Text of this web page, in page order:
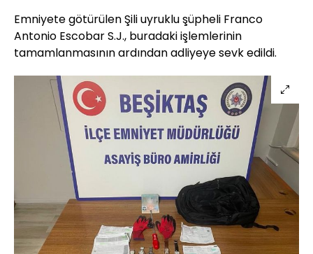
Emniyete götürülen Şili uyruklu şüpheli Franco
Antonio Escobar S.J., buradaki işlemlerinin
tamamlanmasının ardından adliyeye sevk edildi.